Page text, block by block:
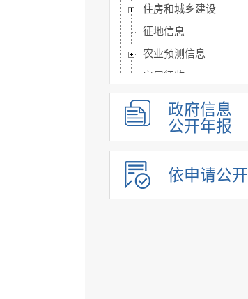
住房和城乡建设
征地信息
农业预测信息
房屋征收
养老服务
公共体育
公共文化服务
环境保护
市政服务
政府信息
公开年报
依申请公开